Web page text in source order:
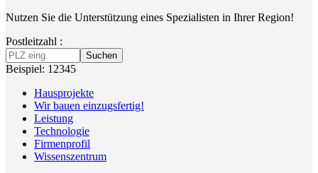
Nutzen Sie die Unterstützung eines Spezialisten in Ihrer Region!
Postleitzahl :
Suchen
Beispiel: 12345
Hausprojekte
Wir bauen einzugsfertig!
Leistung
Technologie
Firmenprofil
Wissenszentrum